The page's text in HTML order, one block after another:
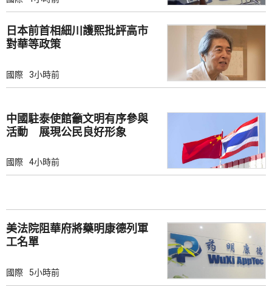
日本前首相細川護熙批評高市
對華等政策
國際 3小時前
中國駐泰使館籲文明有序參與
活動 展現公民良好形象
國際 4小時前
美法院阻華府將藥明康德列軍
工名單
國際 5小時前